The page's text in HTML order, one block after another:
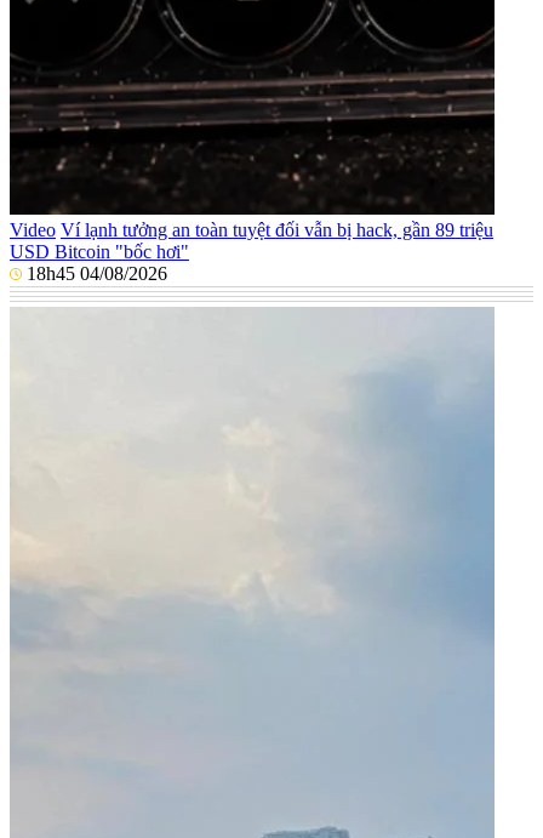
Video Ví lạnh tưởng an toàn tuyệt đối vẫn bị hack, gần 89 triệu
USD Bitcoin "bốc hơi"
18h45 04/08/2026